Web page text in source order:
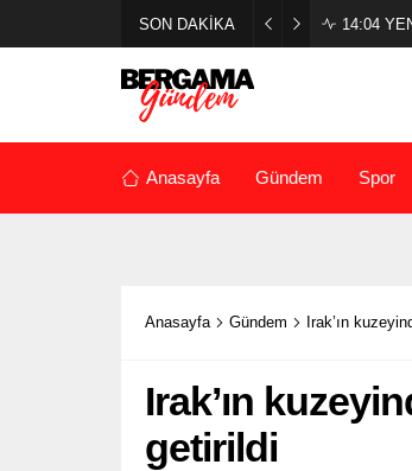
SON DAKİKA 14:04
Anasayfa Gündem Spor
Anasayfa Gündem Irak’ın
Irak’ın
getirildi